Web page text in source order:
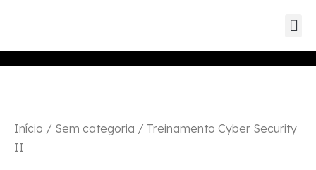
Início / Sem categoria / Treinamento Cyber Security
II